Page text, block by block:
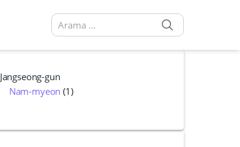
Arama sonuçları:
Jangseong-gun
Nam-myeon (1)